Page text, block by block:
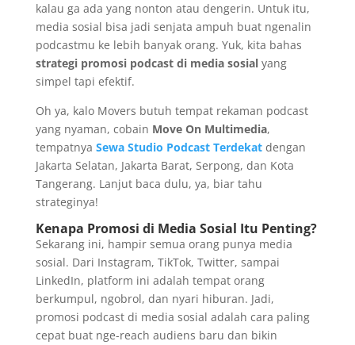
kalau ga ada yang nonton atau dengerin. Untuk itu,
media sosial bisa jadi senjata ampuh buat ngenalin
podcastmu ke lebih banyak orang. Yuk, kita bahas
strategi promosi podcast di media sosialyang
simpel tapi efektif.
Oh ya, kalo Movers butuh tempat rekaman podcast
yang nyaman, cobain Move On Multimedia,
tempatnya Sewa Studio Podcast Terdekatdengan
Jakarta Selatan, Jakarta Barat, Serpong, dan Kota
Tangerang. Lanjut baca dulu, ya, biar tahu
strateginya!
Kenapa Promosi di Media Sosial Itu Penting?
Sekarang ini, hampir semua orang punya media
sosial. Dari Instagram, TikTok, Twitter, sampai
LinkedIn, platform ini adalah tempat orang
berkumpul, ngobrol, dan nyari hiburan. Jadi,
promosi podcast di media sosial adalah cara paling
cepat buat nge-reach audiens baru dan bikin